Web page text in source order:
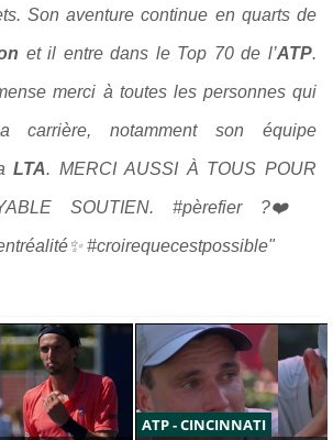
Son aventure continue en quarts de
et il entre dans le Top 70 de l’ATP.
merci à toutes les personnes qui
carrière, notamment son équipe
LTA. MERCI AUSSI À TOUS POUR
SOUTIEN. #pèrefier ?❤️
#croirequecestpossible"
ATP - CINCINNATI